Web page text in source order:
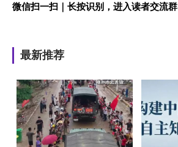
微信扫一扫｜长按识别，进入读者交流群
最新推荐